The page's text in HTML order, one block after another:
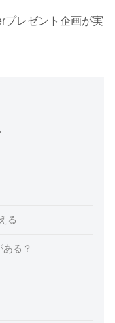
プレゼント企画が実
る
る？